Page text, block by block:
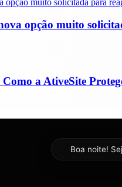
opção muito
a AtiveSite
Boa noite!